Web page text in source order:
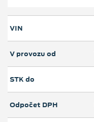
VIN
V provozu od
STK do
Odpočet DPH